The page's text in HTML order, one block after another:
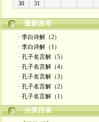
最新发布
· 李白诗解（2）
· 李白诗解（1）
· 孔子名言解（5）
· 孔子名言解（4）
· 孔子名言解（3）
· 孔子名言解（2）
· 孔子名言解（1）
分类目录